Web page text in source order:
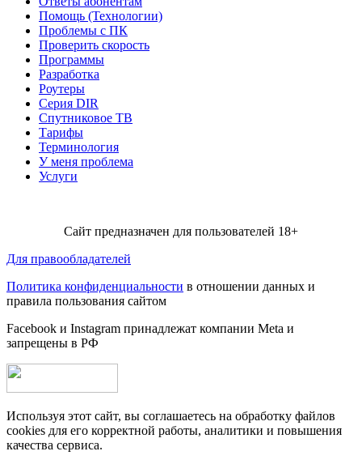
Помощь (Технологии)
Проблемы с ПК
Проверить скорость
Программы
Разработка
Роутеры
Серия DIR
Спутниковое ТВ
Тарифы
Терминология
У меня проблема
Услуги
Сайт предназначен для пользователей 18+
Для правообладателей
Политика конфиденциальности в отношении данных и
правила пользования сайтом
Facebook и Instagram принадлежат компании Metа и
запрещены в РФ
Используя этот сайт, вы соглашаетесь на обработку файлов
cookies для его корректной работы, аналитики и повышения
качества сервиса.